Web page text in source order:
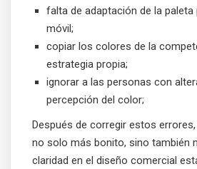
falta de adaptación de la paleta
móvil;
copiar los colores de la
estrategia propia;
ignorar a las personas con
percepción del color;
Después de corregir estos
no solo más bonito, sino también
claridad en el diseño comercial